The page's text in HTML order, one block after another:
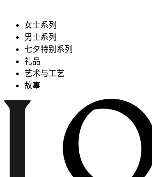
女士系列
男士系列
七夕特别系列
礼品
艺术与工艺
故事